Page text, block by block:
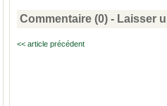
Commentaire (0) - Laisser
<< article précédent